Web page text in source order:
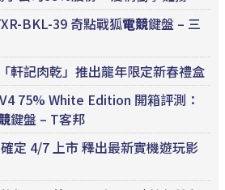
BKL-39 奇點戰狐電競鍵盤 – 三
軒記肉乾」推出龍年限定新春禮盒
75% White Edition 開箱評測：
鍵盤 – T客邦
定 4/7 上市 釋出最新實機遊玩影